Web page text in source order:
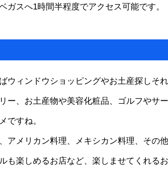
ガスへ1時間半程度でアクセス可能です。
ィンドウショッピングやお土産探しそれ
ー、お土産物や美容化粧品、ゴルフやサ
ですね。
メリカン料理、メキシカン料理、その
も楽しめるお店など、楽しませてくれる